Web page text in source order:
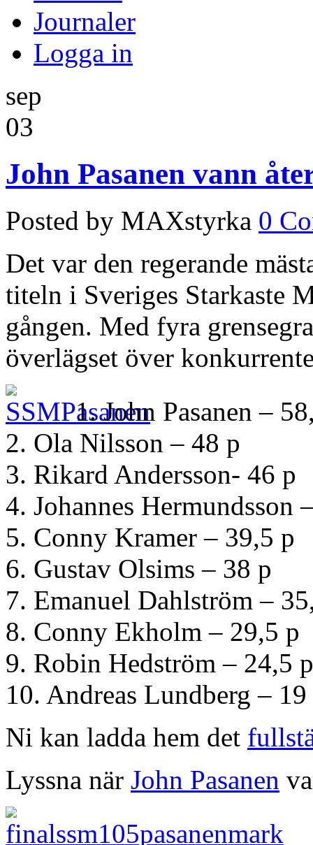
Journaler
Logga in
sep
03
John Pasanen vann
Posted by MAXstyrka 0
Det var den regerande
titeln i Sveriges Starkaste
gången. Med fyra
överlägset över
1. John Pasanen –
2. Ola Nilsson – 48 p
3. Rikard Andersson- 46 p
4. Johannes Hermundsson
5. Conny Kramer – 39,5 p
6. Gustav Olsims – 38 p
7. Emanuel Dahlström –
8. Conny Ekholm – 29,5 p
9. Robin Hedström – 24,5 p
10. Andreas Lundberg – 19
Ni kan ladda hem det
Lyssna när John Pasanen